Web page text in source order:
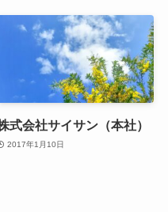
式会社サイサン（本社）
2017年1月10日